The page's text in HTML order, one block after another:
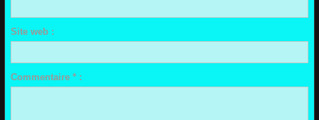
Site web :
Commentaire * :